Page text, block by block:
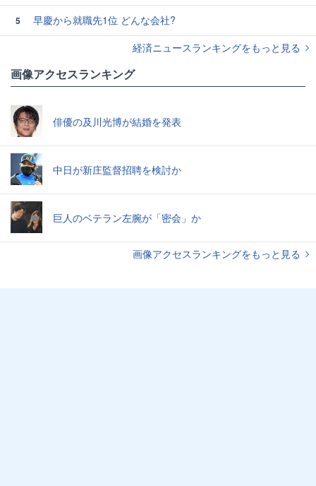
5
早慶から就職先1位 どんな会社?
経済ニュースランキングをもっと見る
画像アクセスランキング
俳優の及川光博が結婚を発表
中日が新庄監督招聘を検討か
巨人のベテラン左腕が「密会」か
画像アクセスランキングをもっと見る